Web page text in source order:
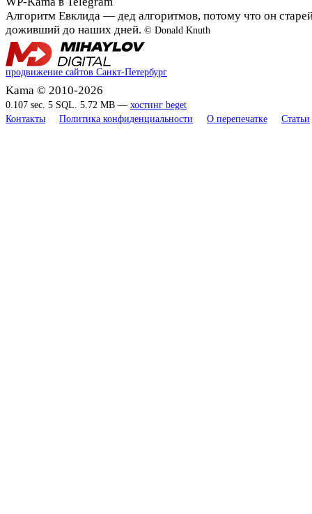
Алгоритм Евклида — дед алгоритмов, потому что он
доживший до наших дней. © Donald Knuth
продвижение сайтов Санкт-Петербург
Kama © 2010-2026
0.107 sec. 5 SQL. 5.72 MB — хостинг beget
Контакты
Политика конфиденциальности О перепечатке Статьи